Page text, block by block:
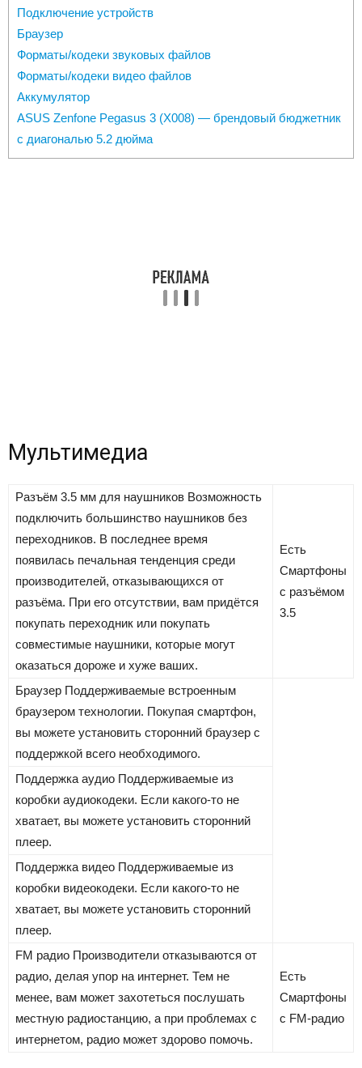
Подключение устройств
Браузер
Форматы/кодеки звуковых файлов
Форматы/кодеки видео файлов
Аккумулятор
ASUS Zenfone Pegasus 3 (X008) — брендовый бюджетник
с диагональю 5.2 дюйма
Мультимедиа
Разъём 3.5 мм для наушников Возможность
подключить большинство наушников без
переходников. В последнее время
появилась печальная тенденция среди
производителей, отказывающихся от
разъёма. При его отсутствии, вам придётся
покупать переходник или покупать
совместимые наушники, которые могут
оказаться дороже и хуже ваших.
Есть
Смартфоны
с разъёмом
3.5
Браузер Поддерживаемые встроенным
браузером технологии. Покупая смартфон,
вы можете установить сторонний браузер с
поддержкой всего необходимого.
Поддержка аудио Поддерживаемые из
коробки аудиокодеки. Если какого-то не
хватает, вы можете установить сторонний
плеер.
Поддержка видео Поддерживаемые из
коробки видеокодеки. Если какого-то не
хватает, вы можете установить сторонний
плеер.
FM радио Производители отказываются от
радио, делая упор на интернет. Тем не
менее, вам может захотеться послушать
местную радиостанцию, а при проблемах с
интернетом, радио может здорово помочь.
Есть
Смартфоны
с FM-радио